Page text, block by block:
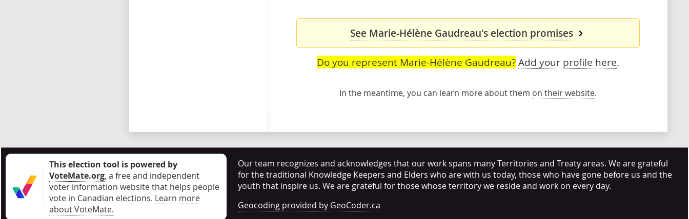
See Marie-Hélène Gaudreau's election promises
Do you represent Marie-Hélène Gaudreau? Add your profile here.
In the meantime, you can learn more about them on their website.
This election tool is powered by
VoteMate.org, a free and independent
voter information website that helps people
vote in Canadian elections. Learn more
about VoteMate.
Our team recognizes and acknowledges that our work spans many Territories and Treaty areas. We are grateful
for the traditional Knowledge Keepers and Elders who are with us today, those who have gone before us and the
youth that inspire us. We are grateful for those whose territory we reside and work on every day.
Geocoding provided by GeoCoder.ca